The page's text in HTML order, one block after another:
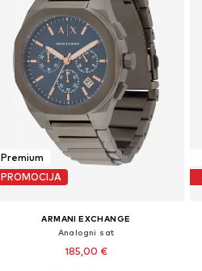
Premium
PROMOCIJA
ARMANI EXCHANGE
Analogni sat
185,00 €